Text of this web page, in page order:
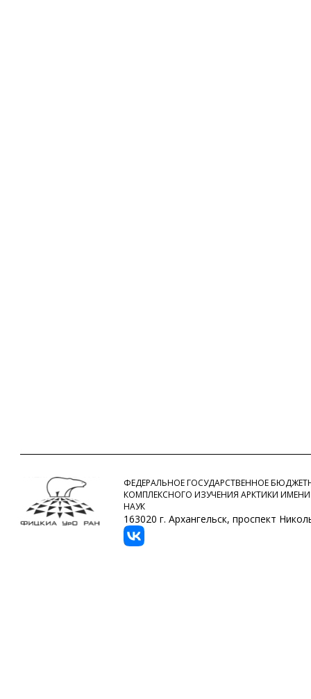
ФЕДЕРАЛЬНОЕ ГОСУДАРСТВЕННОЕ
КОМПЛЕКСНОГО ИЗУЧЕНИЯ АРКТИКИ
НАУК
163020 г. Архангельск, проспект